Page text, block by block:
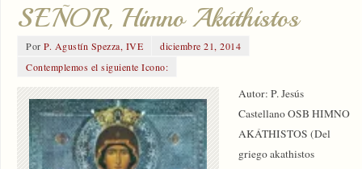
SEÑOR, Himno Akáthistos
PorP. Agustín Spezza, IVE
diciembre 21, 2014
Contemplemos el siguiente Icono:
Autor: P. Jesús
Castellano OSB HIMNO
AKÁTHISTOS (Del
griego akathistos